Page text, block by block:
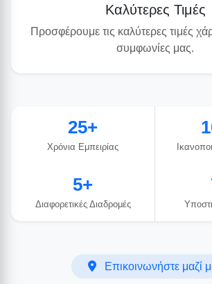
Καλύτερες Τιμές
Προσφέρουμε τις καλύτερες τιμές
συμφωνίες μας.
25+
Χρόνια Εμπειρίας
5+
Διαφορετικές Διαδρομές
Επικοινωνήστε μαζί